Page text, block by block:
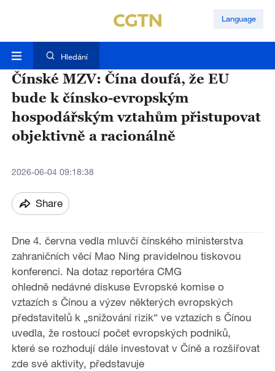
Language
Hledání
Čínské MZV: Čína doufá, že EU
bude k čínsko-evropským
hospodářským vztahům přistupovat
objektivně a racionálně
2026-06-04 09:18:38
Share
Dne 4. června vedla mluvčí čínského ministerstva
zahraničních věcí Mao Ning pravidelnou tiskovou
konferenci. Na dotaz reportéra CMG
ohledně nedávné diskuse Evropské komise o
vztazích s Čínou a výzev některých evropských
představitelů k „snižování rizik“ ve vztazích s Čínou
uvedla, že rostoucí počet evropských podniků,
které se rozhodují dále investovat v Číně a rozšiřovat
zde své aktivity, představuje